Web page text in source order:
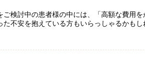
ご検討中の患者様の中には、「高額な費用
た不安を抱えている方もいらっしゃるかも